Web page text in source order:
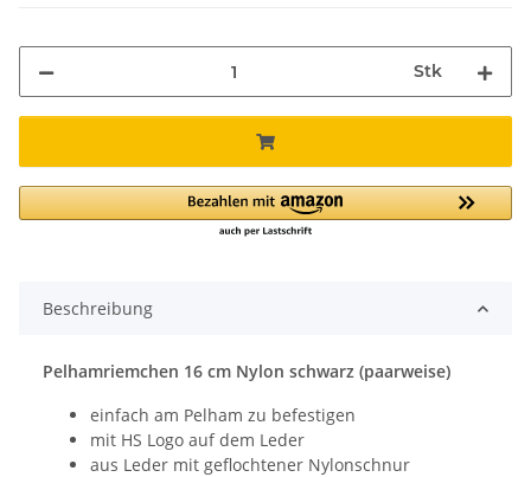
Stk
Beschreibung
Pelhamriemchen 16 cm Nylon schwarz (paarweise)
einfach am Pelham zu befestigen
mit HS Logo auf dem Leder
aus Leder mit geflochtener Nylonschnur